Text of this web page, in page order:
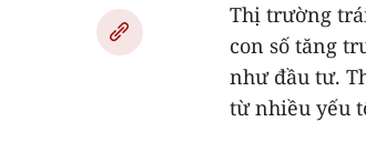
Thị trường
con số tăng
như đầu tư.
từ nhiều yếu